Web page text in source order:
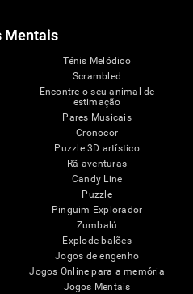
Mentais
Ténis Melódico
Scrambled
Encontre o seu animal de
estimação
Pares Musicais
Cronocor
Puzzle 3D artístico
Rã-aventuras
Candy Line
Puzzle
Pinguim Explorador
Zumbalú
Explode balões
Jogos de engenho
Jogos Online para a memória
Jogos Mentais